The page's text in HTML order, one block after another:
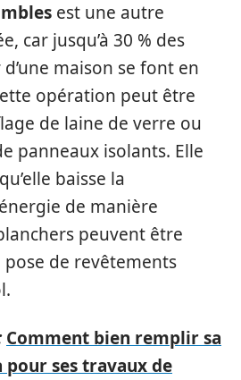
est une autre
car jusqu’à 30 % des
maison se font en
opération peut être
de laine de verre ou
panneaux isolants. Elle
baisse la
de manière
peuvent être
pose de revêtements
Comment bien remplir sa
ses travaux de